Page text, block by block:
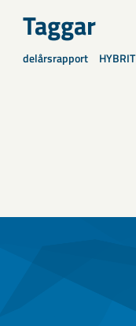
Taggar
delårsrapport HYBRIT